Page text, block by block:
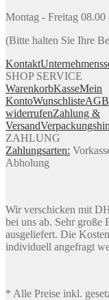
Montag - Freitag
(Bitte halten Sie Ihre
Kontakt
SHOP SERVICE
WarenkorbKasseMein
KontoWunschlisteAGB
widerrufenZahlung &
Versand
ZAHLUNG
Zahlungsarten:
Abholung
Wir verschicken mit
bei uns ab. Sehr große
ausgeliefert. Die
individuell angefragt
* Alle Preise inkl.